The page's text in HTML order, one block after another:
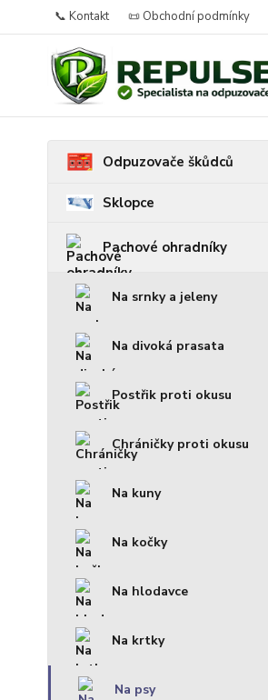
📞 Kontakt 📜 Obchodní podmínky
Odpuzovače škůdců
Sklopce
Pachové ohradníky
Na srnky a jeleny
Na divoká prasata
Postřik proti okusu
Chráničky proti okusu
Na kuny
Na kočky
Na hlodavce
Na krtky
Na psy